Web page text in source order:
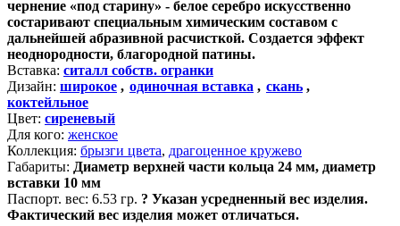
чернение «под старину» - белое серебро искусственно
состаривают специальным химическим составом с
дальнейшей абразивной расчисткой. Создается эффект
неоднородности, благородной патины.
Вставка: ситалл собств. огранки
Дизайн: широкое , одиночная вставка , скань ,
коктейльное
Цвет: сиреневый
Для кого: женское
Коллекция: брызги цвета, драгоценное кружево
Габариты: Диаметр верхней части кольца 24 мм, диаметр
вставки 10 мм
Паспорт. вес: 6.53 гр. ? Указан усредненный вес изделия.
Фактический вес изделия может отличаться.